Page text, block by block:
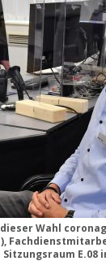
Wahl
E.08